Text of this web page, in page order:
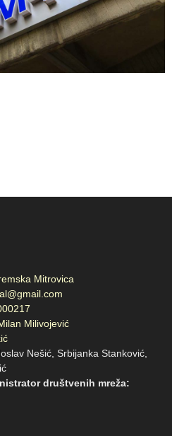
Mitrovica
Milivojević
Nešić, Srbijanka Stanković,
Katarina Nikolić
društvenih mreža: